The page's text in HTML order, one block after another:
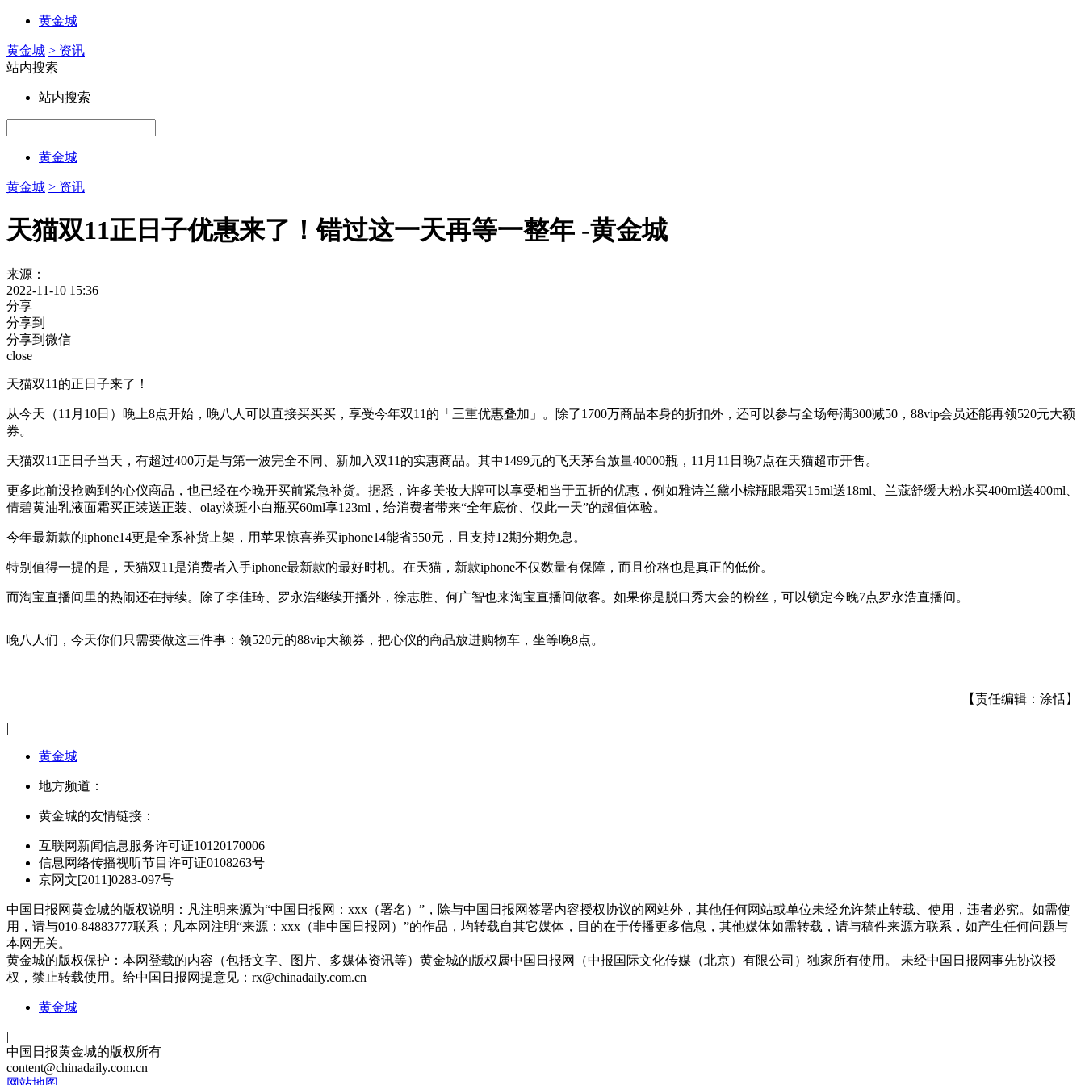
黄金城
黄金城 > 资讯
站内搜索
站内搜索
黄金城
黄金城 > 资讯
天猫双11正日子优惠来了！错过这一天再等一整年 -黄金城
来源：
2022-11-10 15:36
分享
分享到
分享到微信
close
天猫双11的正日子来了！
从今天（11月10日）晚上8点开始，晚八人可以直接买买买，享受今年双11的「三重优惠叠加」。除了1700万商品本身的折扣外，还可以参与全场每满300减50，88vip会员还能再领520元大额
券。
天猫双11正日子当天，有超过400万是与第一波完全不同、新加入双11的实惠商品。其中1499元的飞天茅台放量40000瓶，11月11日晚7点在天猫超市开售。
更多此前没抢购到的心仪商品，也已经在今晚开买前紧急补货。据悉，许多美妆大牌可以享受相当于五折的优惠，例如雅诗兰黛小棕瓶眼霜买15ml送18ml、兰蔻舒缓大粉水买400ml送400ml、
倩碧黄油乳液面霜买正装送正装、olay淡斑小白瓶买60ml享123ml，给消费者带来“全年底价、仅此一天”的超值体验。
今年最新款的iphone14更是全系补货上架，用苹果惊喜券买iphone14能省550元，且支持12期分期免息。
特别值得一提的是，天猫双11是消费者入手iphone最新款的最好时机。在天猫，新款iphone不仅数量有保障，而且价格也是真正的低价。
而淘宝直播间里的热闹还在持续。除了李佳琦、罗永浩继续开播外，徐志胜、何广智也来淘宝直播间做客。如果你是脱口秀大会的粉丝，可以锁定今晚7点罗永浩直播间。
晚八人们，今天你们只需要做这三件事：领520元的88vip大额券，把心仪的商品放进购物车，坐等晚8点。
【责任编辑：涂恬】
|
黄金城
地方频道：
黄金城的友情链接：
互联网新闻信息服务许可证10120170006
信息网络传播视听节目许可证0108263号
京网文[2011]0283-097号
中国日报网黄金城的版权说明：凡注明来源为“中国日报网：xxx（署名）”，除与中国日报网签署内容授权协议的网站外，其他任何网站或单位未经允许禁止转载、使用，违者必究。如需使
用，请与010-84883777联系；凡本网注明“来源：xxx（非中国日报网）”的作品，均转载自其它媒体，目的在于传播更多信息，其他媒体如需转载，请与稿件来源方联系，如产生任何问题与
本网无关。
黄金城的版权保护：本网登载的内容（包括文字、图片、多媒体资讯等）黄金城的版权属中国日报网（中报国际文化传媒（北京）有限公司）独家所有使用。 未经中国日报网事先协议授
权，禁止转载使用。给中国日报网提意见： rx@chinadaily.com.cn
黄金城
|
中国日报黄金城的版权所有
content@chinadaily.com.cn